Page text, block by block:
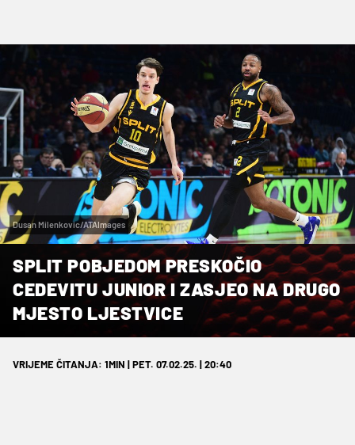
Dusan Milenkovic/ATAImages
SPLIT POBJEDOM PRESKOČIO
CEDEVITU JUNIOR I ZASJEO NA DRUGO
MJESTO LJESTVICE
VRIJEME ČITANJA: 1MIN | PET. 07.02.25. | 20:40